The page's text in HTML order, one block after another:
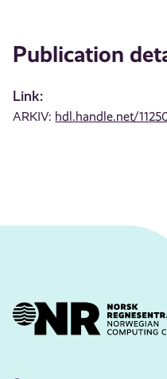
Publication
Link:
ARKIV: hdl.handle.net/